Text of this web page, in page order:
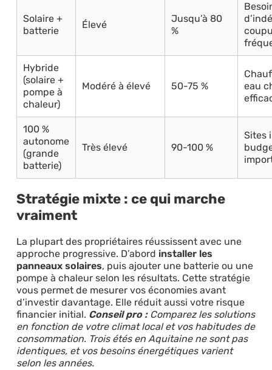
Solaire +
batterie
Élevé
Jusqu’à 80
%
Hybride
(solaire +
pompe à
chaleur)
Modéré à élevé 50-75 %
eau
100 %
autonome
(grande
batterie)
Très élevé 90-100 %
Sites
Stratégie mixte : ce qui marche
vraiment
La plupart des propriétaires réussissent avec une
approche progressive. D’abord installer les
panneaux solaires, puis ajouter une batterie ou une
pompe à chaleur selon les résultats. Cette stratégie
vous permet de mesurer vos économies avant
d’investir davantage. Elle réduit aussi votre risque
financier initial. Conseil pro : Comparez les solutions
en fonction de votre climat local et vos habitudes de
consommation. Trois étés en Aquitaine ne sont pas
identiques, et vos besoins énergétiques varient
selon les années.